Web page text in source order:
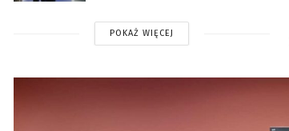
POKAŻ WIĘCEJ